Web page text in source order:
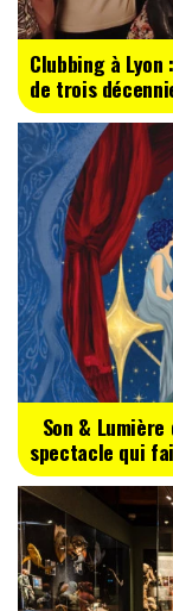
Clubbing à
de trois
Son &
spectacle qui